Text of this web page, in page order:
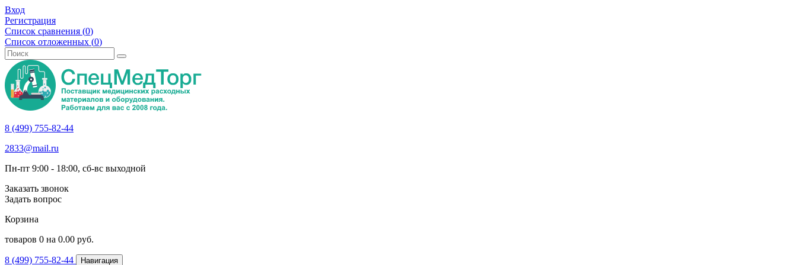
Вход
Регистрация
Список сравнения (0)
Список отложенных (0)
8 (499) 755-82-44
2833@mail.ru
Пн-пт 9:00 - 18:00, сб-вс выходной
Заказать звонок
Задать вопрос
Корзина
товаров 0 на 0.00 руб.
8 (499) 755-82-44 Навигация